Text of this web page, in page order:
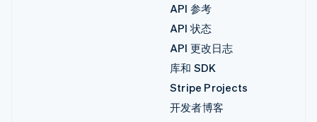
API 参考
API 状态
API 更改日志
库和 SDK
Stripe Projects
开发者博客